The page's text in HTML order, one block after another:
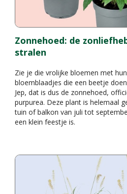
Zonnehoed: de
stralen
Zie je die vrolijke bloemen met
bloemblaadjes die een beetje
Jep, dat is dus de zonnehoed,
purpurea. Deze plant is helemaal
tuin of balkon van juli tot
een klein feestje is.